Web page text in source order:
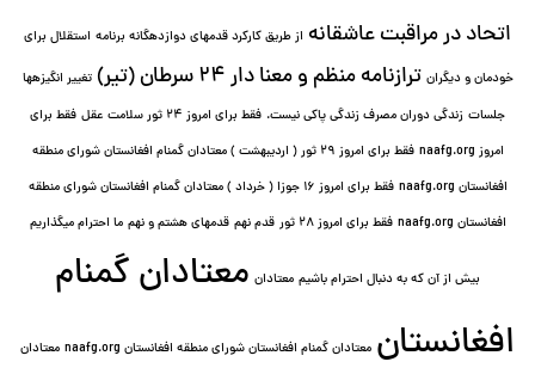
اتحاد در مراقبت عاشقانه از طریق کارکرد قدمهای دوازده⁯گانه برنامه استقلال برای
خودمان و دیگران ترازنامه منظم و معنا دار ٢۴ سرطان (تیر)
تغییر انگیزه⁯ها
جلسات زندگی دوران مصرف زندگی پاکی نیست. فقط برای امروز 24 ثور سلامت عقل
فقط برای
امروز naafg.org
فقط برای امروز ٢٩ ثور ( اردیبهشت ) معتادان گمنام افغانستان شورای منطقه
افغانستان naafg.org
فقط برای امروز ۱۶ جوزا ( خرداد ) معتادان گمنام افغانستان شورای منطقه
افغانستان naafg.org
فقط برای امروز ۲۸ ثور قدم نهم قدمهای هشتم و نهم ما احترام میگذاریم
بیش از آن که به دنبال احترام باشیم معتادان معتادان گمنام
افغانستان معتادان گمنام افغانستان شورای منطقه افغانستان naafg.org معتادان